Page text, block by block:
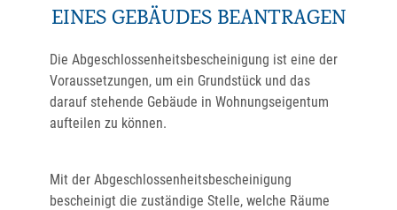
EINES GEBÄUDES BEANTRAGEN
Die Abgeschlossenheitsbescheinigung ist eine der
Voraussetzungen, um ein Grundstück und das
darauf stehende Gebäude in Wohnungseigentum
aufteilen zu können.
Mit der Abgeschlossenheitsbescheinigung
bescheinigt die zuständige Stelle, welche Räume